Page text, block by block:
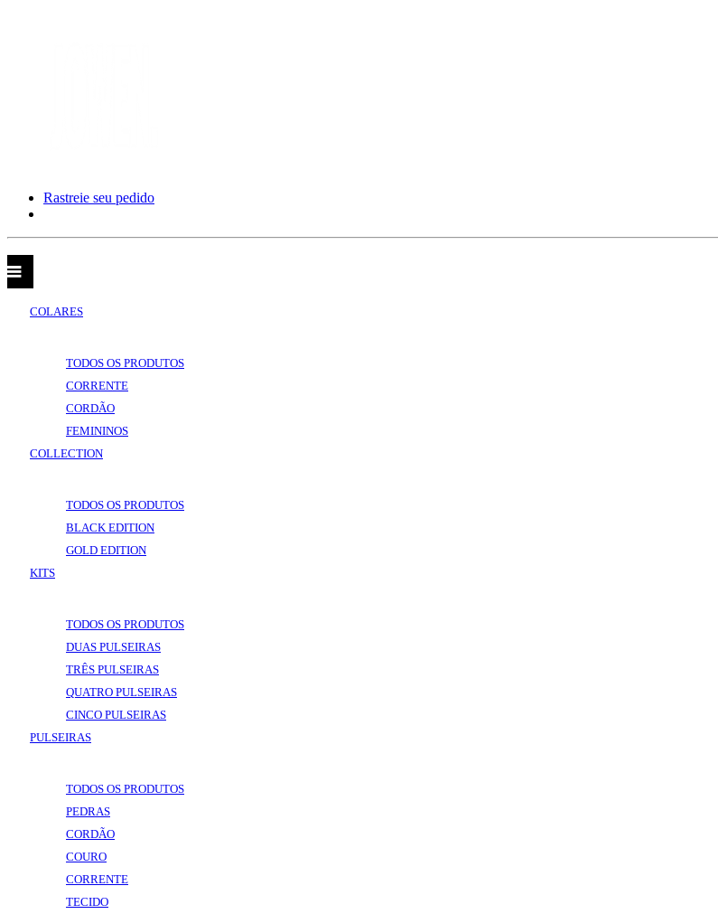
Rastreie seu pedido
COLARES
TODOS OS PRODUTOS
CORRENTE
CORDÃO
FEMININOS
COLLECTION
TODOS OS PRODUTOS
BLACK EDITION
GOLD EDITION
KITS
TODOS OS PRODUTOS
DUAS PULSEIRAS
TRÊS PULSEIRAS
QUATRO PULSEIRAS
CINCO PULSEIRAS
PULSEIRAS
TODOS OS PRODUTOS
PEDRAS
CORDÃO
COURO
CORRENTE
TECIDO